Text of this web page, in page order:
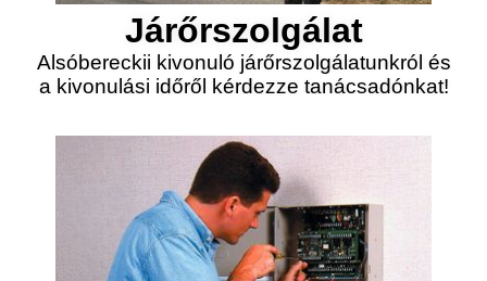
Járőrszolgálat
Alsóbereckii kivonuló járőrszolgálatunkról és
a kivonulási időről kérdezze tanácsadónkat!